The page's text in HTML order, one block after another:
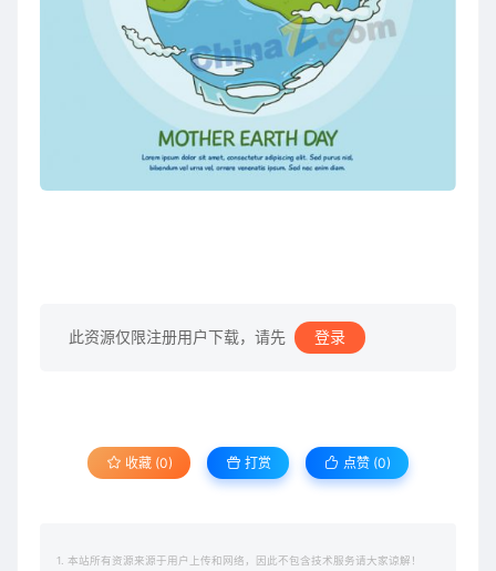
此资源仅限注册用户下载，请先 登录
收藏 (0) 打赏 点赞 (0)
1. 本站所有资源来源于用户上传和网络，因此不包含技术服务请大家谅解！